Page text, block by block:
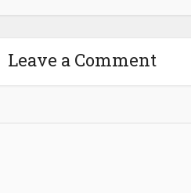
Leave a Comment